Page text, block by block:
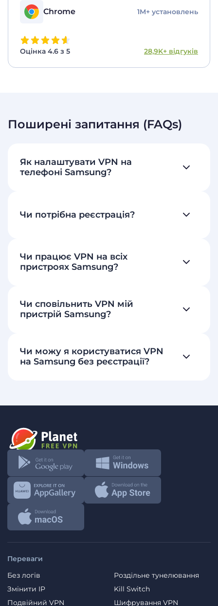
Chrome 1M+ установлень
Оцінка 4.6 з 5 28,9K+ відгуків
Поширені запитання (FAQs)
Як налаштувати VPN на
телефоні Samsung?
Чи потрібна реєстрація?
Чи працює VPN на всіх
пристроях Samsung?
Чи сповільнить VPN мій
пристрій Samsung?
Чи можу я користуватися VPN
на Samsung без реєстрації?
Переваги
Без логів
Роздільне тунелювання
Змінити IP
Kill Switch
Подвійний VPN
Шифрування VPN